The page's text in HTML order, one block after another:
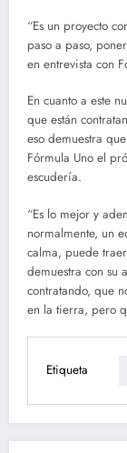
“Es un proyecto
paso a paso,
en entrevista con
En cuanto a este
que están
eso demuestra
Fórmula Uno el
escudería.
“Es lo mejor y
normalmente, un
calma, puede
demuestra con su
contratando, que
en la tierra, pero
Etiqueta